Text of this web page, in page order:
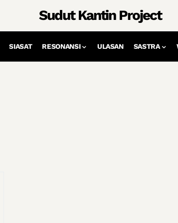
Sudut Kantin Project
SIASAT RESONANSI ULASAN SASTRA